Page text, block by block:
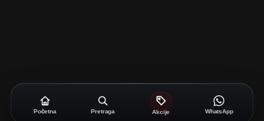
Početna Pretraga Akcije WhatsApp